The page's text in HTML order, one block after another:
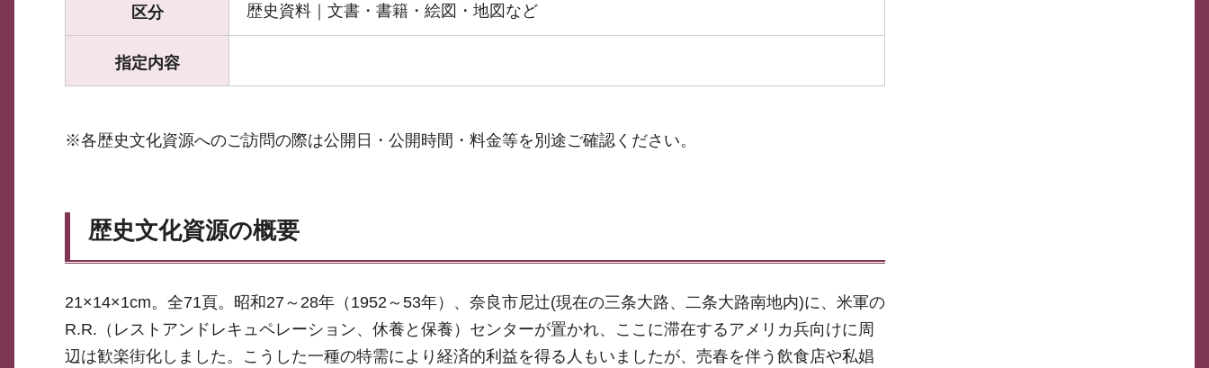
区分 歴史資料｜文書・書籍・絵図・地図など
指定内容
※各歴史文化資源へのご訪問の際は公開日・公開時間・料金等を別途ご確認ください。
歴史文化資源の概要
21×14×1cm。全71頁。昭和27～28年（1952～53年）、奈良市尼辻(現在の三条大路、二条大路南地内)に、米軍の
R.R.（レストアンドレキュペレーション、休養と保養）センターが置かれ、ここに滞在するアメリカ兵向けに周
辺は歓楽街化しました。こうした一種の特需により経済的利益を得る人もいましたが、売春を伴う飲食店や私娼